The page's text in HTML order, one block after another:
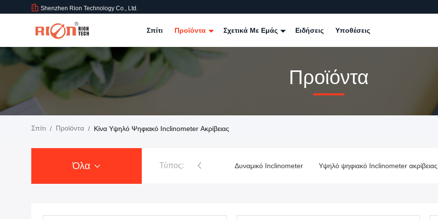
Shenzhen Rion Technology Co., Ltd.
Σπίτι Προϊόντα Σχετικά Με Εμάς Ειδήσεις Υποθέσεις
Προϊόντα
Σπίτι / Προϊόντα / Κίνα Υψηλό Ψηφιακό Inclinometer Ακρίβειας
Όλα Τύπος:
Inclinometer αισθητήρων κλίσης Δυναμικό Inclinometer Υψηλό ψηφιακό Inclinometer ακρίβειας